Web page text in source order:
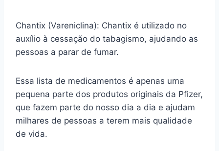
Chantix (Vareniclina): Chantix é utilizado no
auxílio à cessação do tabagismo, ajudando as
pessoas a parar de fumar.
Essa lista de medicamentos é apenas uma
pequena parte dos produtos originais da Pfizer,
que fazem parte do nosso dia a dia e ajudam
milhares de pessoas a terem mais qualidade
de vida.